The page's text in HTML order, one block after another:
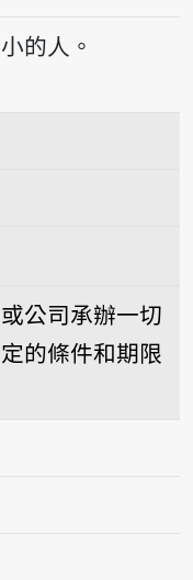
的人。
公司承辦一切
的條件和期限